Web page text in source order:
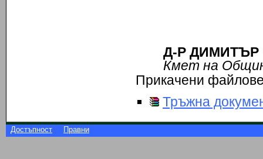
Д-Р
Кмет на
Прикачени
Тръжна
Достъпност Правни